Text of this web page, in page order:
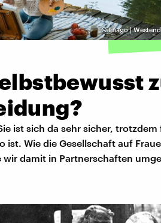
©Imago |
ist sich da sehr sicher, trotzdem
ist. Wie die Gesellschaft auf
damit in Partnerschaften